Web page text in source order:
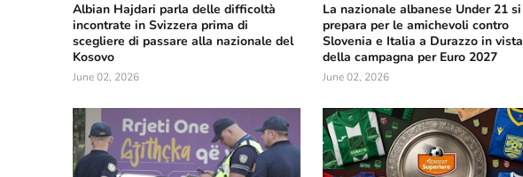
Albian Hajdari parla delle difficoltà
incontrate in Svizzera prima di
scegliere di passare alla nazionale del
Kosovo
June 02, 2026
La nazionale albanese Under 21 si
prepara per le amichevoli contro
Slovenia e Italia a Durazzo in vista
della campagna per Euro 2027
June 02, 2026